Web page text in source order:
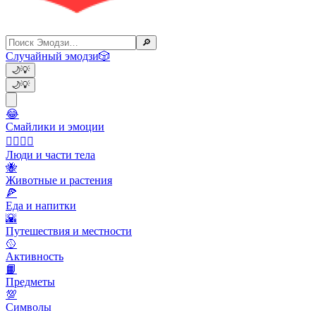
🔎
Случайный эмодзи🎲
🌙💡
🌙💡
😂
Смайлики и эмоции
👩‍❤️‍💋‍👨
Люди и части тела
🐝
Животные и растения
🍕
Еда и напитки
🌇
Путешествия и местности
🥎
Активность
📙
Предметы
💯
Символы